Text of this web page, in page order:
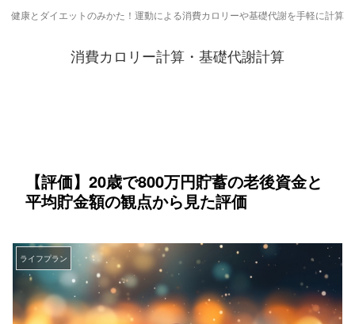
健康とダイエットのみかた！運動による消費カロリーや基礎代謝を手軽に計算
消費カロリー計算・基礎代謝計算
【評価】20歳で800万円貯蓄の老後資金と
平均貯金額の観点から見た評価
ライフプラン